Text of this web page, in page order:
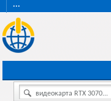
···
видеокарта RTX 3070...